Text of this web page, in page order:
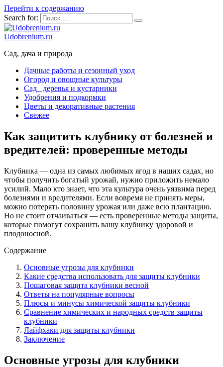
Перейти к содержанию
Search for:
Udobrenium.ru
Сад, дача и природа
Дачные работы и сезонный уход
Огород и овощные культуры
Сад_ деревья и кустарники
Удобрения и подкормки
Цветы и декоративные растения
Свежее
Как защитить клубнику от болезней и
вредителей: проверенные методы
Клубника — одна из самых любимых ягод в наших садах, но
чтобы получить богатый урожай, нужно приложить немало
усилий. Мало кто знает, что эта культура очень уязвима перед
болезнями и вредителями. Если вовремя не принять меры,
можно потерять половину урожая или даже всю плантацию.
Но не стоит отчаиваться — есть проверенные методы защиты,
которые помогут сохранить вашу клубнику здоровой и
плодоносной.
Содержание
Основные угрозы для клубники
Какие средства использовать для защиты клубники
Пошаговая защита клубники весной
Ответы на популярные вопросы
Плюсы и минусы химической защиты клубники
Сравнение химических и народных средств защиты
клубники
Лайфхаки для защиты клубники
Заключение
Основные угрозы для клубники